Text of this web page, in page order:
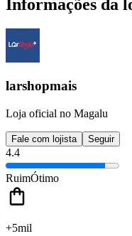
Informações da
larshopmais
Loja oficial no Magalu
Fale com lojista Seguir
4.4
RuimÓtimo
+5mil